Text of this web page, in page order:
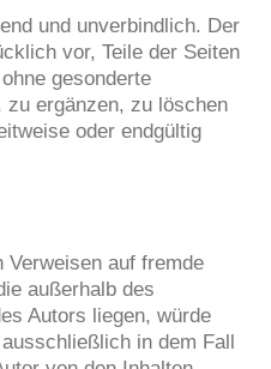
und unverbindlich. Der
vor, Teile der Seiten
gesonderte
zu ergänzen, zu löschen
oder endgültig
Verweisen auf fremde
außerhalb des
Autors liegen, würde
in dem Fall